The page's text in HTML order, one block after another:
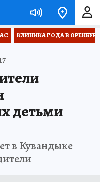
КЛИНИКА ГОДА В
детьми
в Кувандыке